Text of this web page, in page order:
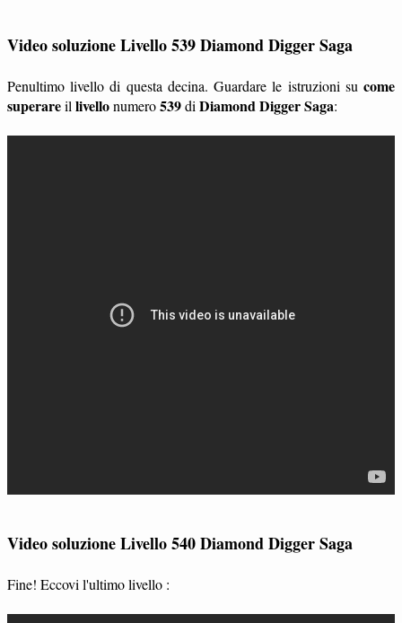
Video soluzione Livello 539 Diamond Digger Saga
Penultimo livello di questa decina. Guardare le istruzioni su come
superareillivellonumero539diDiamond Digger Saga:
Video soluzione Livello 540 Diamond Digger Saga
Fine! Eccovi l'ultimo livello :